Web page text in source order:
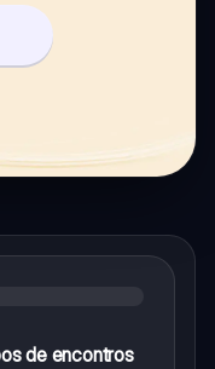
de encontros